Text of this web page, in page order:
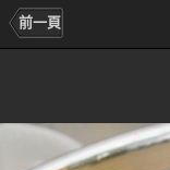
前一頁